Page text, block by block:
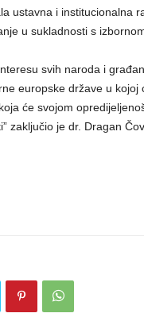
ustavna i institucionalna
u sukladnosti s
svih naroda i
europske države u
će svojom
zaključio je dr. Dragan